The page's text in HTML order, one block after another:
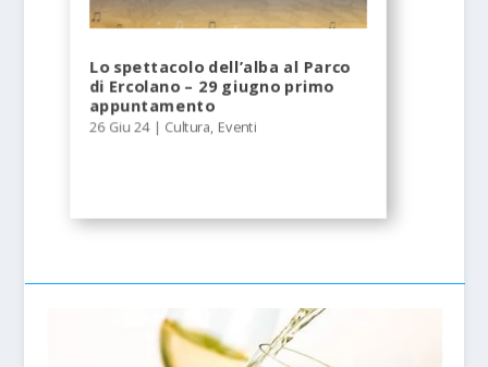
Lo spettacolo dell’alba al Parco
di Ercolano – 29 giugno primo
appuntamento
26 Giu 24| Cultura, Eventi